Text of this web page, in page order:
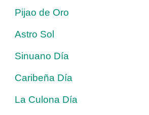
Pijao de Oro
Astro Sol
Sinuano Día
Caribeña Día
La Culona Día